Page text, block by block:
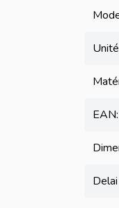
EAN: